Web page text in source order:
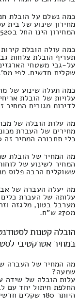
כמה נשלם על הובלת
מחירון שינוע של בית
המחירון הינו החל ב520 ₪.
כמה עולה הובלת
תעריף הובלת צלחות
שקלים חדשים. לפי
כמה תעלה שינוע של
עלויות של הובלת
לדירות מגורים המחיר זהו
מה עלות הובלה של
מחירים של העברת
כלי תחבורה המחיר זה 450 ועד 240 ש"ח.
מה המחיר של הובלת
המחיר לשינוע של
ששוקלים הרבה פלוס מנוף המחירון
מה יעלה העברה של
עלותה של העברת
מ270 ש"ח.
הובלה קטנות
במחיר אטרקטיבי
מה המחיר של העברה
שמעה?
עלות הובלה של שידה
היותר 180 שקלים חדשים.